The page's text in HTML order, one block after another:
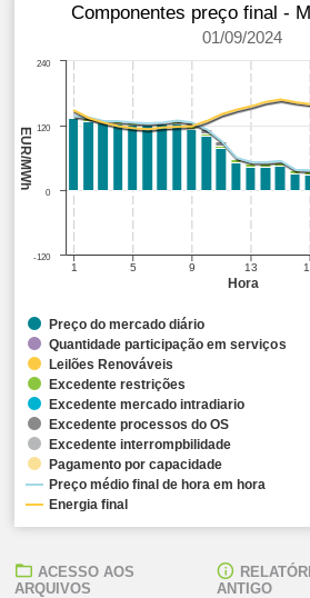
Hora
EUR/MWh
Componentes preço final -
01/09/2024
1 5 9 13
0
240
-120
120
Preço do mercado diário
Quantidade participação em serviços
Leilões Renováveis
Excedente restrições
Excedente mercado intradiario
Excedente processos do OS
Excedente interrompbilidade
Pagamento por capacidade
Preço médio final de hora em hora
Energia final
ACESSO AOS
ARQUIVOS
ANTIGO